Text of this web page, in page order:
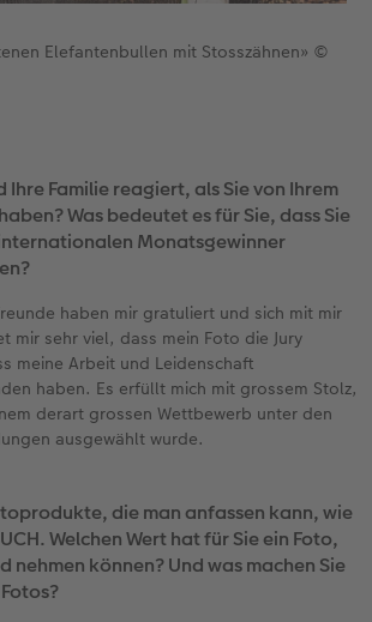
Elefantenbullen mit Stosszähnen» ©
Ihre Familie reagiert, als Sie von Ihrem
Was bedeutet es für Sie, dass Sie
Monatsgewinner
haben mir gratuliert und sich mit mir
mir sehr viel, dass mein Foto die Jury
meine Arbeit und Leidenschaft
haben. Es erfüllt mich mit grossem Stolz,
derart grossen Wettbewerb unter den
ausgewählt wurde.
die man anfassen kann, wie
Welchen Wert hat für Sie ein Foto,
nehmen können? Und was machen Sie